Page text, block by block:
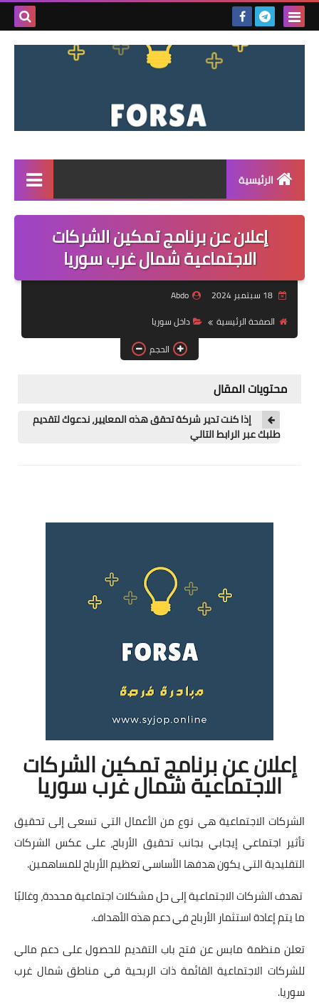
بحث
الرئيسية
القائمة
مناقصات
فرص عمل داخل سوريا
فرص عمل في العراق
فرص عمل في اليمن
دورات تدريبية
إعلان عن برنامج تمكين الشركات
الاجتماعية شمال غرب سوريا
18 سبتمبر 2024
Abdo
الصفحة الرئيسية
داخل سوريا
الحجم
محتويات المقال
إذا كنت تدير شركة تحقق هذه المعايير، ندعوك لتقديم
طلبك عبر الرابط التالي
إعلان عن برنامج تمكين الشركات
الاجتماعية شمال غرب سوريا
الشركات الاجتماعية هي نوع من الأعمال التي تسعى إلى تحقيق
تأثير اجتماعي إيجابي بجانب تحقيق الأرباح، على عكس الشركات
التقليدية التي يكون هدفها الأساسي تعظيم الأرباح للمساهمين.
تهدف الشركات الاجتماعية إلى حل مشكلات اجتماعية محددة، وغالبًا
ما يتم إعادة استثمار الأرباح في دعم هذه الأهداف.
تعلن منظمة مابس عن فتح باب التقديم للحصول على دعم مالي
للشركات الاجتماعية القائمة ذات الربحية في مناطق شمال غرب
سوريا.